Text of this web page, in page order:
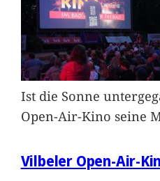
Ist die Sonne
Open-Air-Kino seine
Vilbeler Open-Air-